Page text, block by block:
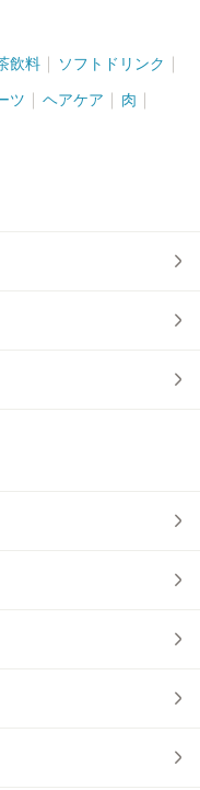
飲料 ソフトドリンク
ツ ヘアケア 肉